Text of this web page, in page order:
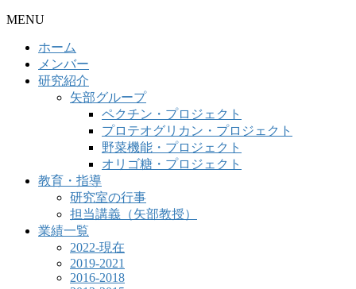
MENU
ホーム
メンバー
研究紹介
矢部グループ
ペクチン・プロジェクト
プロテオグリカン・プロジェクト
野菜機能・プロジェクト
オリゴ糖・プロジェクト
教育・指導
研究室の行事
担当講義（矢部教授）
業績一覧
2022-現在
2019-2021
2016-2018